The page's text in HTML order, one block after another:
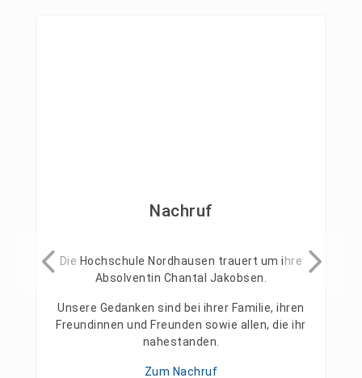
Nachruf
Die Hochschule Nordhausen trauert um ihre
Absolventin Chantal Jakobsen.
Unsere Gedanken sind bei ihrer Familie, ihren
Freundinnen und Freunden sowie allen, die ihr
nahestanden.
Zum Nachruf